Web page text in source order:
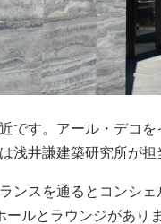
です。アール・デコ
浅井謙建築研究所が担
ンスを通るとコンシ
ルとラウンジがありま